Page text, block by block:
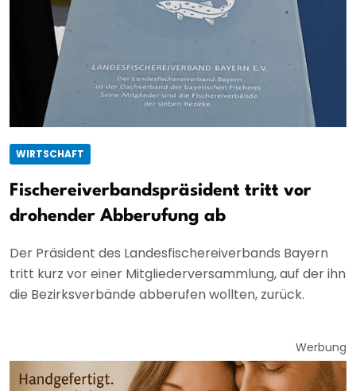
WIRTSCHAFT
Fischereiverbandspräsident tritt vor
drohender Abberufung ab
Der Präsident des Landesfischereiverbands Bayern
tritt kurz vor einer Mitgliederversammlung, auf der ihn
die Bezirksverbände abberufen wollten, zurück.
Werbung